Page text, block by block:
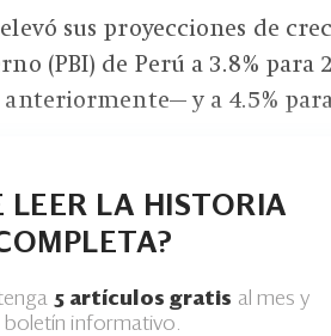
sus proyecciones de
(PBI) de Perú a 3.8% para
y a 4.5%
LEER LA HISTORIA
5 artículos gratis al mes y
boletín informativo.